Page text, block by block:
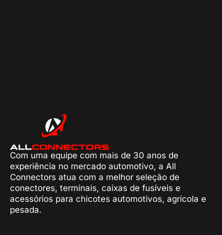
Com uma equipe com mais de 30 anos de
experiência no mercado automotivo, a All
Connectors atua com a melhor seleção de
conectores, terminais, caixas de fusíveis e
acessórios para chicotes automotivos, agrícola e
pesada.